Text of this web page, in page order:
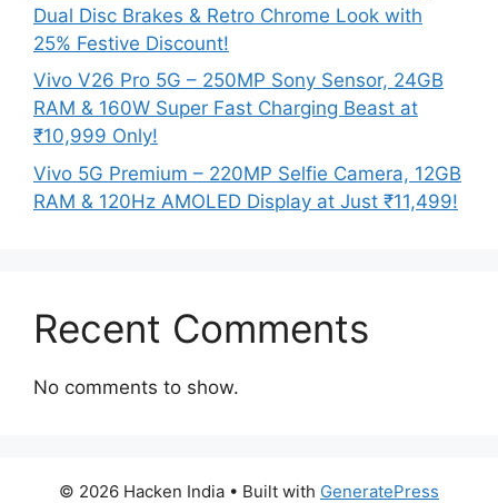
Dual Disc Brakes & Retro Chrome Look with
25% Festive Discount!
Vivo V26 Pro 5G – 250MP Sony Sensor, 24GB
RAM & 160W Super Fast Charging Beast at
₹10,999 Only!
Vivo 5G Premium – 220MP Selfie Camera, 12GB
RAM & 120Hz AMOLED Display at Just ₹11,499!
Recent Comments
No comments to show.
© 2026 Hacken India • Built with GeneratePress